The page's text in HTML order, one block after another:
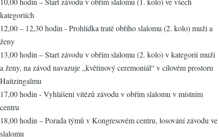
kategoriích
12,00 – 12,30 hodin - Prohlídka tratě obřího slalomu (2. kolo) muži a
ženy
13,00 hodin – Start závodu v obřím slalomu (2. kolo) v kategorii muži
a ženy, na závod navazuje „květinový ceremoniál“ v cílovém prostoru
Haitzingalmu
17,00 hodin - Vyhlášení vítězů závodu v obřím slalomu v místním
centru
18,00 hodin – Porada týmů v Kongresovém centru, losování závodu ve
slalomu